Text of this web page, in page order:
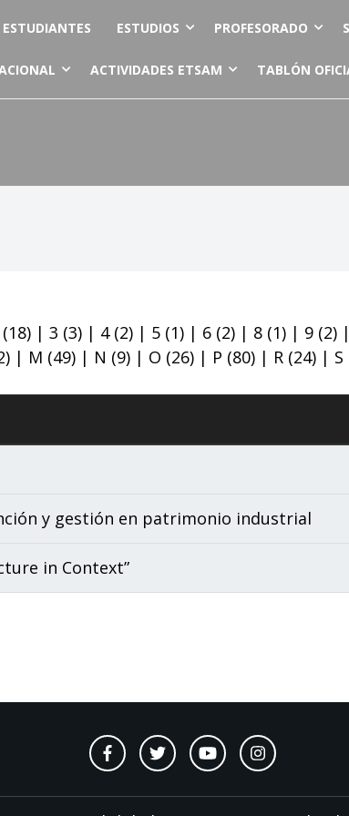
ESTUDIOS PROFESORADO
ACTIVIDADES ETSAM TABLÓN
(18) | 3 (3) | 4(2) | 5 (1) | 6 (2) | 8 (1) | 9 (2) |
| M (49) | N (9) | O (26) | P (80) | R (24) | S
y gestión en patrimonio industrial
in Context”